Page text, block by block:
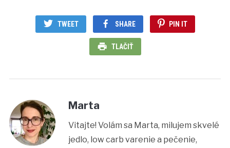
TWEET SHARE PIN IT
TLAČIŤ
Marta
Vitajte! Volám sa Marta, milujem skvelé
jedlo, low carb varenie a pečenie,